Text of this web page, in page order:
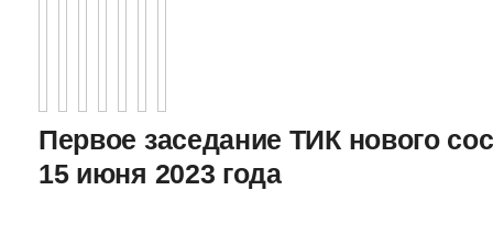
Первое заседание ТИК нового
15 июня 2023 года